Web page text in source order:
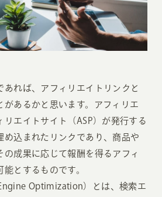
あれば、アフィリエイトリンクと
があるかと思います。アフィリエ
リエイトサイト（ASP）が発行する
め込まれたリンクであり、商品や
の成果に応じて報酬を得るアフィ
とするものです。
Optimization）とは、検索エ